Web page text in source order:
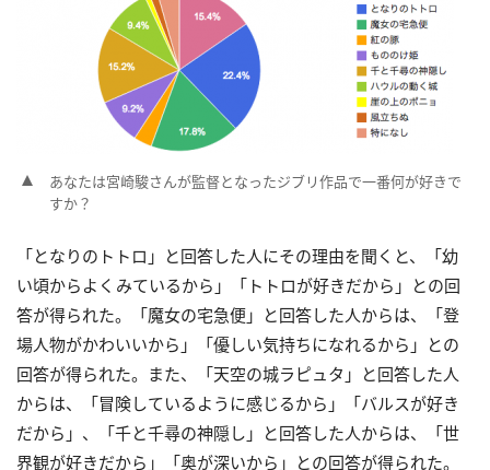
あなたは宮崎駿さんが監督となったジブリ作品で一番何が好きで
すか？
「となりのトトロ」と回答した人にその理由を聞くと、「幼
い頃からよくみているから」「トトロが好きだから」との回
答が得られた。「魔女の宅急便」と回答した人からは、「登
場人物がかわいいから」「優しい気持ちになれるから」との
回答が得られた。また、「天空の城ラピュタ」と回答した人
からは、「冒険しているように感じるから」「バルスが好き
だから」、「千と千尋の神隠し」と回答した人からは、「世
界観が好きだから」「奥が深いから」との回答が得られた。